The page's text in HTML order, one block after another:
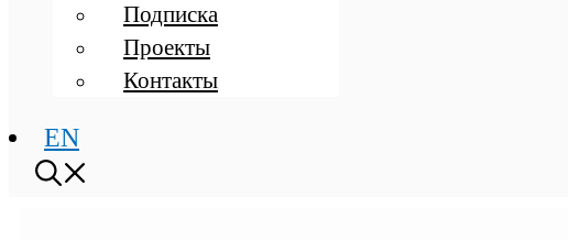
Подписка
Проекты
Контакты
EN